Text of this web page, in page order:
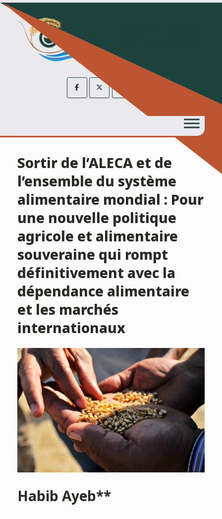
Skip
content
Sortir de l’ALECA et de
l’ensemble du système
alimentaire mondial : Pour
une nouvelle politique
agricole et alimentaire
souveraine qui rompt
définitivement avec la
dépendance alimentaire
et les marchés
internationaux
Habib Ayeb**